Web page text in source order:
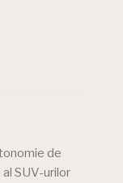
de
SUV-urilor